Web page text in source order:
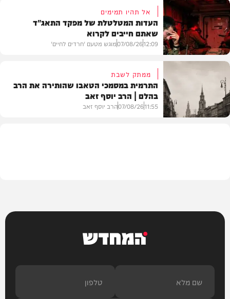
וידאו
דעות
אל תהיו תמימים
העדות המטלטלת של מפקד התאג"ד
שאתם חייבים לקרוא
12:09
07/08/26מוגש מטעם 'חרדים לחיים'
ממתק לשבת
התרמית במסמכי הטאבו שהותירה את הרב
בהלם | הרב יוסף זאב
11:55
07/08/26הרב יוסף זאב
המחדש